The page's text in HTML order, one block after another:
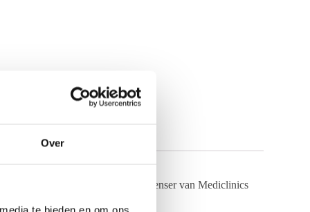
Over
stijlvol doseren? Deze zeepdispenser van Mediclinics